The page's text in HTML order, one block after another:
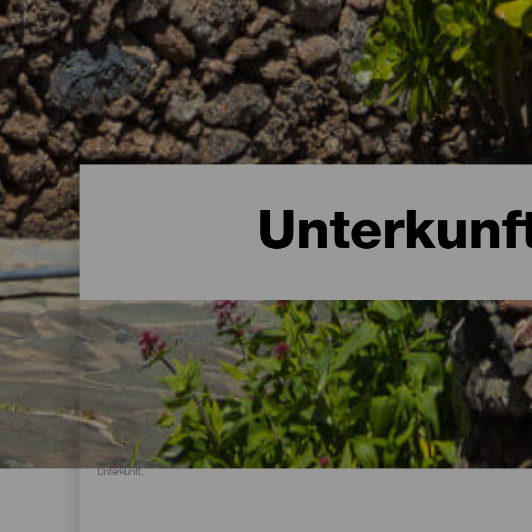
Hotels, Landhäuser und Ferienwohnungen auf El Hierro
Nachdem du den Tag damit verbracht hast, die Vulkanlandschaften und die kulinarischen Köstlichkeiten
erholsame Pause. Das Angebot an Unterkünften auf El Hierro hält für jeden Reisenden das Richtige bereit
es an nichts fehlt. Von kleinen Hotels, die sich ideal für Paare und Ruhesuchende eignen, über
Rhythmus bestimmen kannst, bis hin zu Landhäusern inmitten atemberaubender Landschaften: Auf El
Unterkunft.